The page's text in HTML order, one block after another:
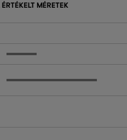
MÉRETEK